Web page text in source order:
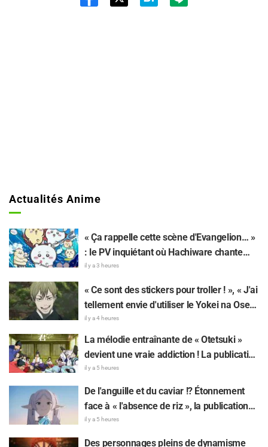
Actualités Anime
« Ça rappelle cette scène d'Evangelion… »
: le PV inquiétant où Hachiware chante
dans « Chiikawa The Movie: The Secret of
il y a 3 heures
« Ce sont des stickers pour troller ! », « J'ai
tellement envie d'utiliser le Yokei na Ose-
Wi-Fi!! » : les fans ravis par l'arrivée du 8e
lot de stickers LINE « The Culling Game »
il y a 4 heures
La mélodie entraînante de « Otetsuki »
devient une vraie addiction ! La publication
du MV de la chanson insérée de « The
Elusive Samurai » fait sensation : « Un
character song pour une œuvre historique
à l'ère Reiwa »
il y a 5 heures
De l'anguille et du caviar !? Étonnement
face à « l'absence de riz », la publication
sur « Frieren » fait réagir : « Choisir la
grillade nature, c'est un truc de
il y a 5 heures
Des personnages pleins de dynamisme